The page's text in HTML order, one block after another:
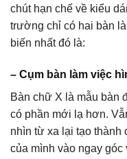
chút hạn chế về kiểu
trường chỉ có hai bàn
biến nhất đó là:
– Cụm bàn làm việc
Bàn chữ X là mẫu bàn
có phần mới lạ hơn.
nhìn từ xa lại tạo thành
của mình vào ngay